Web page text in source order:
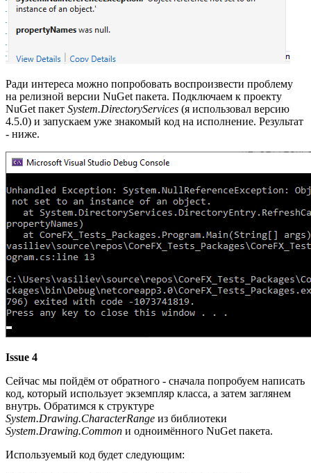
Ради интереса можно попробовать воспроизвести проблему
на релизной версии NuGet пакета. Подключаем к проекту
NuGet пакет System.DirectoryServices (я использовал версию
4.5.0) и запускаем уже знакомый код на исполнение. Результат
- ниже.
Issue 4
Сейчас мы пойдём от обратного - сначала попробуем написать
код, который использует экземпляр класса, а затем заглянем
внутрь. Обратимся к структуре
System.Drawing.CharacterRange из библиотеки
System.Drawing.Common и одноимённого NuGet пакета.
Используемый код будет следующим: